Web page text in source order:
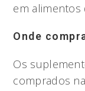
em
Onde
Os
comprados